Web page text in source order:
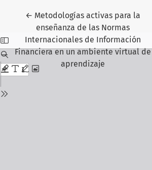
← Volver a los detalles del artículo
Metodologías activas para la
enseñanza de las Normas
Internacionales de Información
Financiera en un ambiente virtual de
aprendizaje